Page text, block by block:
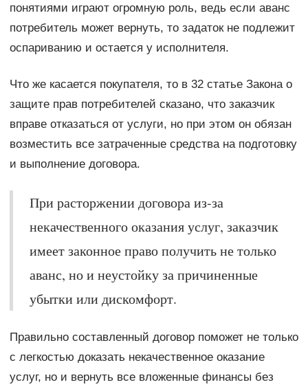
понятиями играют огромную роль, ведь если аванс
потребитель может вернуть, то задаток не подлежит
оспариванию и остается у исполнителя.
Что же касается покупателя, то в 32 статье Закона о
защите прав потребителей сказано, что заказчик
вправе отказаться от услуги, но при этом он обязан
возместить все затраченные средства на подготовку
и выполнение договора.
При расторжении договора из-за
некачественного оказания услуг, заказчик
имеет законное право получить не только
аванс, но и неустойку за причиненные
убытки или дискомфорт.
Правильно составленный договор поможет не только
с легкостью доказать некачественное оказание
услуг, но и вернуть все вложенные финансы без